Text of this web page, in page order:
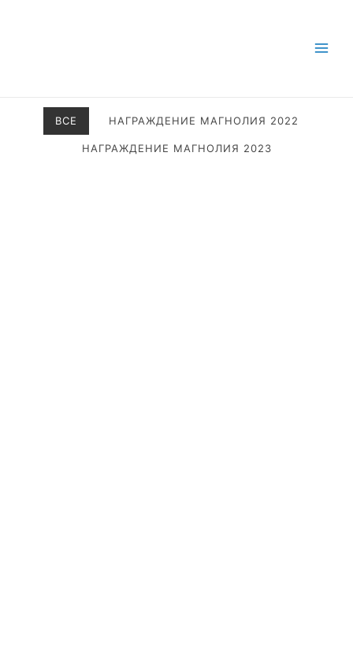
ВСЕ НАГРАЖДЕНИЕ МАГНОЛИЯ 2022
НАГРАЖДЕНИЕ МАГНОЛИЯ 2023